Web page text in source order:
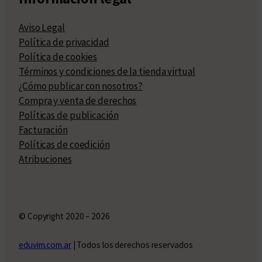
Aviso Legal
Política de privacidad
Política de cookies
Términos y condiciones de la tienda virtual
¿Cómo publicar con nosotros?
Compra y venta de derechos
Políticas de publicación
Facturación
Políticas de coedición
Atribuciones
© Copyright 2020 – 2026
eduvim.com.ar| Todos los derechos reservados